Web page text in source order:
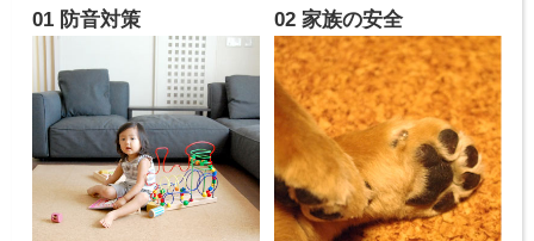
01 防音対策 02 家族の安全